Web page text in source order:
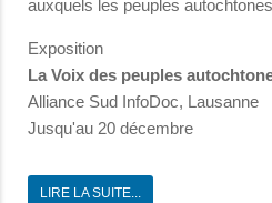
auxquels les peuples
Exposition
La Voix des peuples
Alliance Sud InfoDoc, Lausanne
Jusqu'au 20 décembre
LIRE LA SUITE...